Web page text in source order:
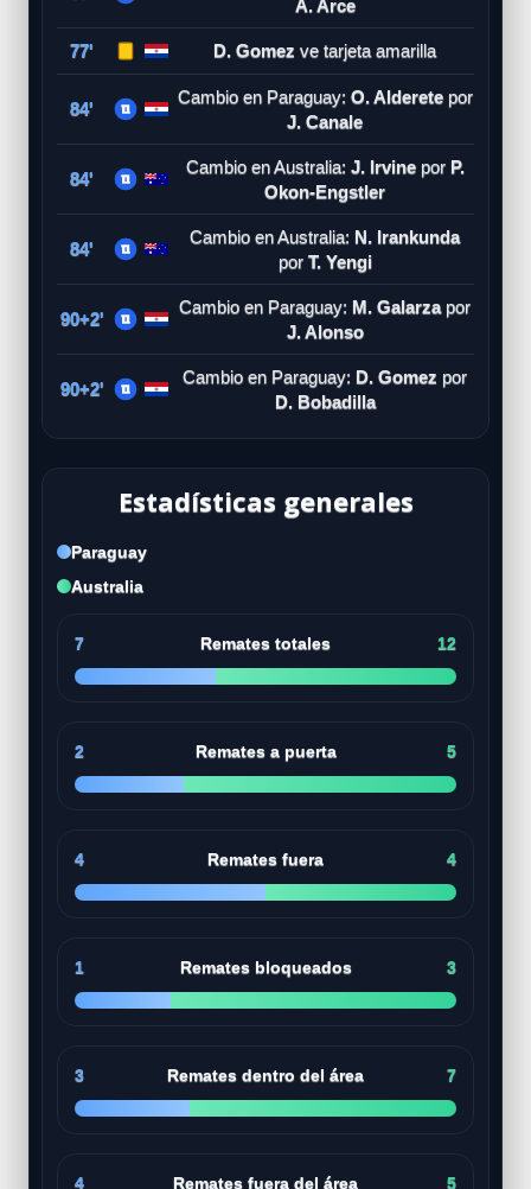
A. Arce
77' D. Gomez ve tarjeta amarilla
84'
Cambio en Paraguay: O. Alderetepor
J. Canale
84'
Cambio en Australia: J. Irvinepor P.
Okon-Engstler
84'
Cambio en Australia: N. Irankunda
por T. Yengi
90+2'
Cambio en Paraguay: M. Galarzapor
J. Alonso
90+2'
Cambio en Paraguay: D. Gomez por
D. Bobadilla
Estadísticas generales
Paraguay
Australia
7 Remates totales 12
2 Remates a puerta 5
4 Remates fuera 4
1 Remates bloqueados 3
3 Remates dentro del área 7
4 Remates fuera del área 5